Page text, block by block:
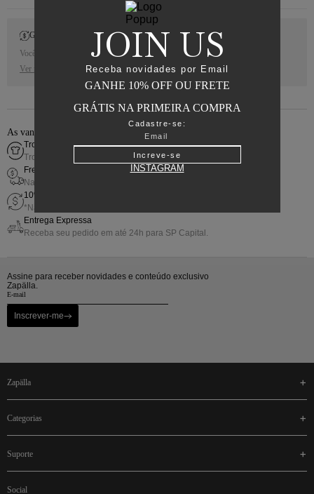
Gift Back
Você receberá 10% de Cash Back para a sua próxima compra.
Ver regras
As vantagens de comprar online
Troca fácil
Troca simples e rápida
Frete grátis
Nas compras acima de R$800,00
10% de Gift Back em sua próxima compra
*Não cumulativo com outras promoções.
Entrega Expressa
Receba seu pedido em até 24h para SP Capital.
Assine para receber novidades e conteúdo exclusivo
Zapälla.
Inscrever-me
zapälla
categorias
suporte
social
JOIN US
Receba novidades por Email
GANHE 10% OFF OU FRETE
GRÁTIS NA PRIMEIRA COMPRA
Cadastre-se:
Increve-se
INSTAGRAM